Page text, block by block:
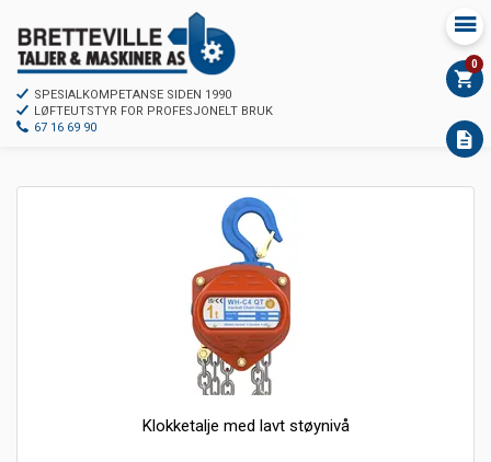
0
SPESIALKOMPETANSE SIDEN 1990
LØFTEUTSTYR FOR PROFESJONELT BRUK
67 16 69 90
Klokketalje med lavt støynivå